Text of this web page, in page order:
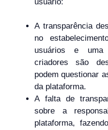
A transparência
no
usuários e uma
criadores são
podem questionar
da plataforma.
A falta de
sobre a
plataforma,